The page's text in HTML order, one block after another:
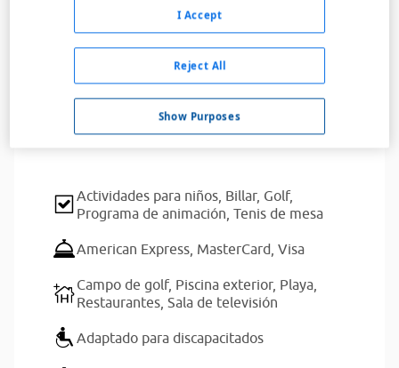
a 300 metros del centro de Benidorm
metros de la playa de Levante. El establecimiento
cuenta con 165 habitaciones luminosas y agradables...
Servicios del alojamiento
Actividades para niños, Billar, Golf,
Programa de animación, Tenis de mesa
American Express, MasterCard, Visa
Campo de golf, Piscina exterior, Playa,
Restaurantes, Sala de televisión
Adaptado para discapacitados
Show Purposes
Reject All
I Accept